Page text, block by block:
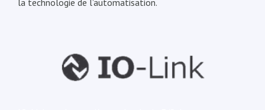
la technologie de l’automatisation.